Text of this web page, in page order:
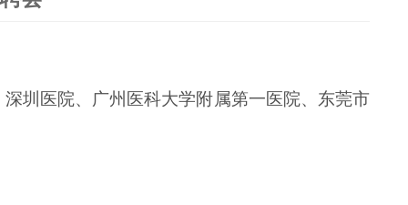
深圳医院、广州医科大学附属第一医院、东莞市